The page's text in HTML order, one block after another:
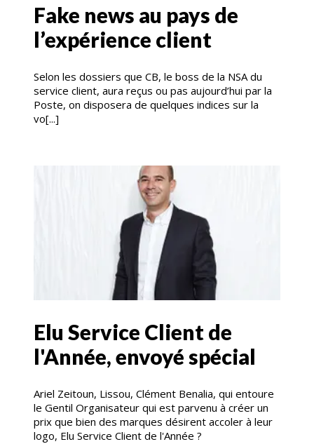
Fake news au pays de
l’expérience client
Selon les dossiers que CB, le boss de la NSA du
service client, aura reçus ou pas aujourd’hui par la
Poste, on disposera de quelques indices sur la
vo[...]
Elu Service Client de
l'Année, envoyé spécial
Ariel Zeitoun, Lissou, Clément Benalia, qui entoure
le Gentil Organisateur qui est parvenu à créer un
prix que bien des marques désirent accoler à leur
logo, Elu Service Client de l'Année ?